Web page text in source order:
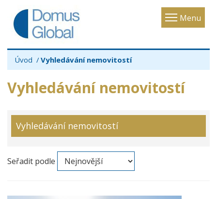
Menu
Toggle
Úvod Vyhledávání nemovitostí
Vyhledávání nemovitostí
Vyhledávání nemovitostí
Seřadit podle